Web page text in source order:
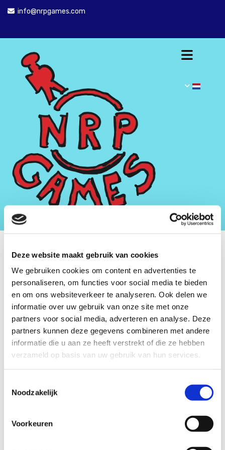
Deze website maakt gebruik van cookies
We gebruiken cookies om content en advertenties te
personaliseren, om functies voor social media te bieden
en om ons websiteverkeer te analyseren. Ook delen we
informatie over uw gebruik van onze site met onze
partners voor social media, adverteren en analyse. Deze
partners kunnen deze gegevens combineren met andere
informatie die u aan ze heeft verstrekt of die ze hebben
verzameld op basis van uw gebruik van hun services.
Noodzakelijk
Voorkeuren
 info@nrpgames.com